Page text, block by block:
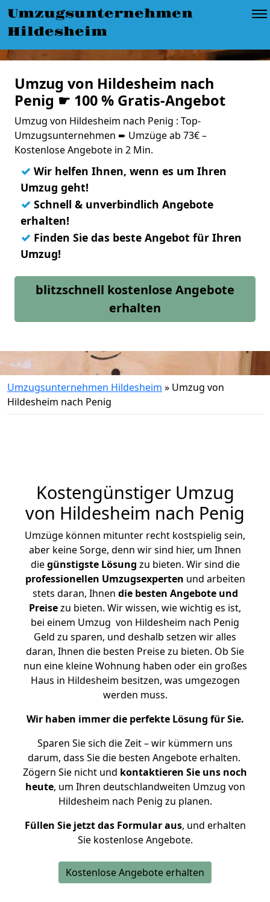
Umzugsunternehmen
Hildesheim
Umzug von Hildesheim nach
Penig ☛ 100 % Gratis-Angebot
Umzug von Hildesheim nach Penig : Top-
Umzugsunternehmen ➨ Umzüge ab 73€ –
Kostenlose Angebote in 2 Min.
✓ Wir helfen Ihnen, wenn es um Ihren
Umzug geht!
✓ Schnell & unverbindlich Angebote
erhalten!
✓ Finden Sie das beste Angebot für Ihren
Umzug!
blitzschnell kostenlose Angebote
erhalten
Umzugsunternehmen Hildesheim » Umzug von
Hildesheim nach Penig
Kostengünstiger Umzug
von Hildesheim nach Penig
Umzüge können mitunter recht kostspielig sein,
aber keine Sorge, denn wir sind hier, um Ihnen
diegünstigste Lösung zu bieten. Wir sind die
professionellen Umzugsexperten und arbeiten
stets daran, Ihnen die besten Angebote und
Preisezu bieten. Wir wissen, wie wichtig es ist,
bei einem Umzug von Hildesheim nach Penig
Geld zu sparen, und deshalb setzen wir alles
daran, Ihnen die besten Preise zu bieten. Ob Sie
nun eine kleine Wohnung haben oder ein großes
Haus in Hildesheim besitzen, was umgezogen
werden muss.
Wir haben immer die perfekte Lösung für Sie.
Sparen Sie sich die Zeit – wir kümmern uns
darum, dass Sie die besten Angebote erhalten.
Zögern Sie nicht und kontaktieren Sie uns noch
heute, um Ihren deutschlandweiten Umzug von
Hildesheim nach Penig zu planen.
Füllen Sie jetzt das Formular aus, und erhalten
Sie kostenlose Angebote.
Kostenlose Angebote erhalten